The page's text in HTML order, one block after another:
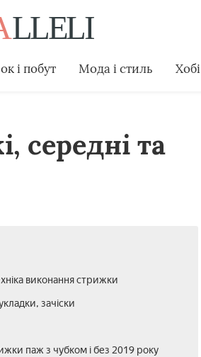
і побут Мода і стиль Хобі
середні та
виконання стрижки
зачіски
паж з чубком і без 2019 року